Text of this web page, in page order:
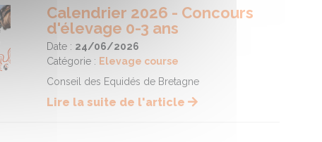
Calendrier 2026 - Concours
d'élevage 0-3 ans
Date : 24/06/2026
Catégorie : Elevage course
Conseil des Equidés de Bretagne
Lire la suite de l'article